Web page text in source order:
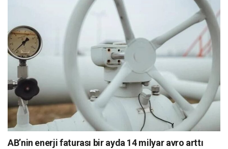
AB’nin enerji faturası bir ayda 14 milyar avro arttı